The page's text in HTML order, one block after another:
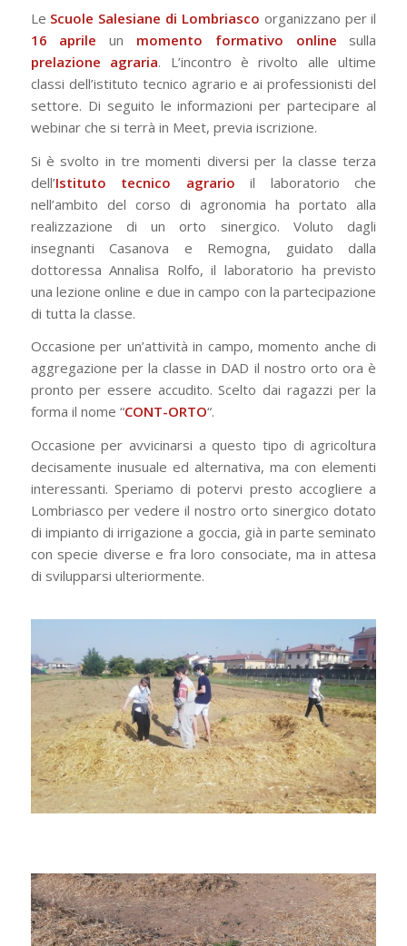
Le Scuole Salesiane di Lombriasco organizzano per il
16 aprile un momento formativo online sulla
prelazione agraria. L’incontro è rivolto alle ultime
classi dell’istituto tecnico agrario e ai professionisti del
settore. Di seguito le informazioni per partecipare al
webinar che si terrà in Meet, previa iscrizione.
Si è svolto in tre momenti diversi per la classe terza
dell’Istituto tecnico agrarioil laboratorio che
nell’ambito del corso di agronomia ha portato alla
realizzazione di un orto sinergico. Voluto dagli
insegnanti Casanova e Remogna, guidato dalla
dottoressa Annalisa Rolfo, il laboratorio ha previsto
una lezione online e due in campo con la partecipazione
di tutta la classe.
Occasione per un’attività in campo, momento anche di
aggregazione per la classe in DAD il nostro orto ora è
pronto per essere accudito. Scelto dai ragazzi per la
forma il nome “CONT-ORTO“.
Occasione per avvicinarsi a questo tipo di agricoltura
decisamente inusuale ed alternativa, ma con elementi
interessanti. Speriamo di potervi presto accogliere a
Lombriasco per vedere il nostro orto sinergico dotato
di impianto di irrigazione a goccia, già in parte seminato
con specie diverse e fra loro consociate, ma in attesa
di svilupparsi ulteriormente.